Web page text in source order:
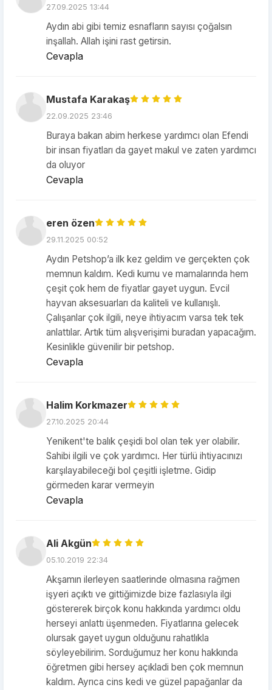
27.09.2025 13:44
Aydın abi gibi temiz esnafların sayısı çoğalsın
inşallah. Allah işini rast getirsin.
Cevapla
Mustafa Karakaş
22.09.2025 23:46
Buraya bakan abim herkese yardımcı olan Efendi
bir insan fiyatları da gayet makul ve zaten yardımcı
da oluyor
Cevapla
eren özen
29.11.2025 00:52
Aydın Petshop’a ilk kez geldim ve gerçekten çok
memnun kaldım. Kedi kumu ve mamalarında hem
çeşit çok hem de fiyatlar gayet uygun. Evcil
hayvan aksesuarları da kaliteli ve kullanışlı.
Çalışanlar çok ilgili, neye ihtiyacım varsa tek tek
anlattılar. Artık tüm alışverişimi buradan yapacağım.
Kesinlikle güvenilir bir petshop.
Cevapla
Halim Korkmazer
27.10.2025 20:44
Yenikent'te balık çeşidi bol olan tek yer olabilir.
Sahibi ilgili ve çok yardımcı. Her türlü ihtiyacınızı
karşılayabileceği bol çeşitli işletme. Gidip
görmeden karar vermeyin
Cevapla
Ali Akgün
05.10.2019 22:34
Akşamın ilerleyen saatlerinde olmasına rağmen
işyeri açıktı ve gittiğimizde bize fazlasıyla ilgi
göstererek birçok konu hakkında yardımcı oldu
herseyi anlattı üşenmeden. Fiyatlarına gelecek
olursak gayet uygun olduğunu rahatlıkla
söyleyebilirim. Sorduğumuz her konu hakkında
öğretmen gibi hersey açıkladi ben çok memnun
kaldım. Ayrıca cins kedi ve güzel papağanlar da